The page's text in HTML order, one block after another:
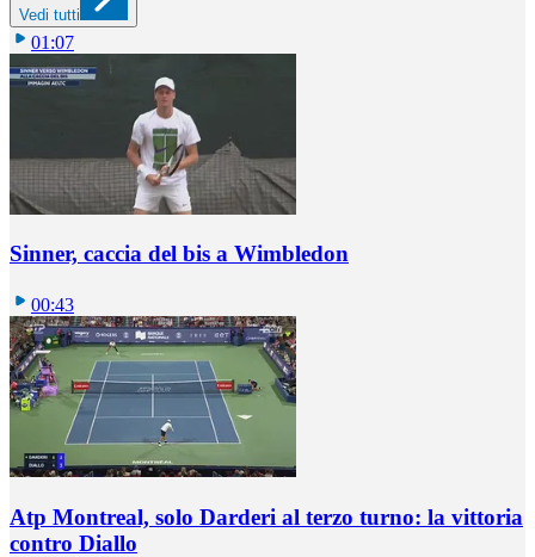
Vedi tutti
01:07
Sinner, caccia del bis a Wimbledon
00:43
Atp Montreal, solo Darderi al terzo turno: la vittoria
contro Diallo